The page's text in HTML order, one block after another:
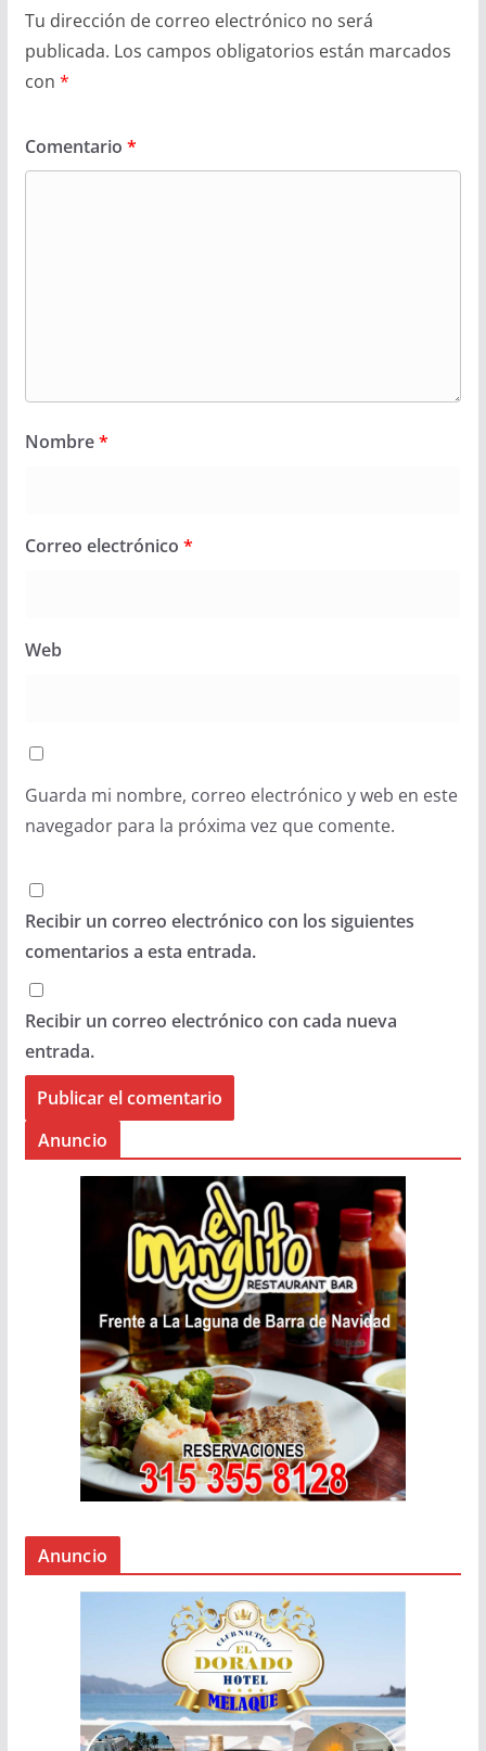
Tu dirección de correo electrónico no será
publicada. Los campos obligatorios están marcados
con *
Comentario *
Nombre*
Correo electrónico *
Web
Guarda mi nombre, correo electrónico y web en este
navegador para la próxima vez que comente.
Recibir un correo electrónico con los siguientes
comentarios a esta entrada.
Recibir un correo electrónico con cada nueva
entrada.
Anuncio
Anuncio